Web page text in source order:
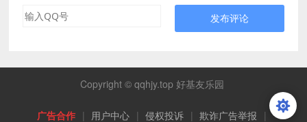
发布评论
Copyright © qqhjy.top 好基友乐园
广告合作 | 用户中心 | 侵权投诉 | 欺诈广告举报 |